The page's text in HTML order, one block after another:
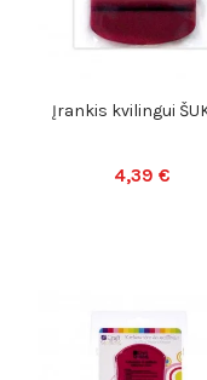
Įrankis kvilingui
4,39 €